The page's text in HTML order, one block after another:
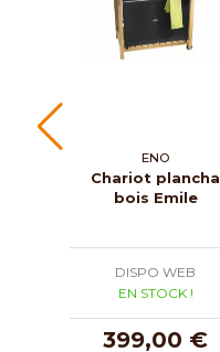
ENO
Chariot plancha
bois Emile
DISPO WEB
EN STOCK !
399,00 €